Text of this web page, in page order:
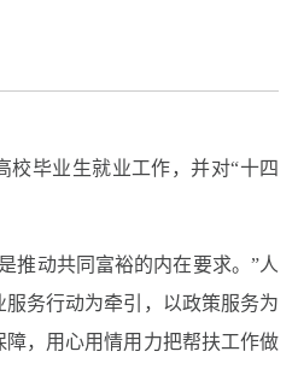
校毕业生就业工作，并对“十四
推动共同富裕的内在要求。”人
务行动为牵引，以政策服务为
，用心用情用力把帮扶工作做